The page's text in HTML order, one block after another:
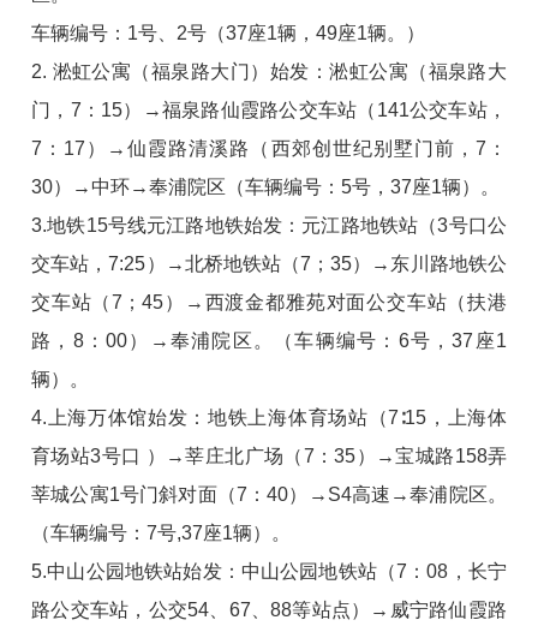
车辆编号：1号、2号（37座1辆，49座1辆。）
2. 淞虹公寓（福泉路大门）始发：淞虹公寓（福泉路大
门，7：15）→福泉路仙霞路公交车站（141公交车站，
7：17）→仙霞路清溪路（西郊创世纪别墅门前，7：
30）→中环→奉浦院区（车辆编号：5号，37座1辆）。
3.地铁15号线元江路地铁始发：元江路地铁站（3号口公
交车站，7:25）→北桥地铁站（7；35）→东川路地铁公
交车站（7；45）→西渡金都雅苑对面公交车站（扶港
路，8：00）→奉浦院区。（车辆编号：6号，37座1
辆）。
4.上海万体馆始发：地铁上海体育场站（7∶15，上海体
育场站3号口 ）→莘庄北广场（7：35）→宝城路158弄
莘城公寓1号门斜对面（7：40）→S4高速→奉浦院区。
（车辆编号：7号,37座1辆）。
5.中山公园地铁站始发：中山公园地铁站（7：08，长宁
路公交车站，公交54、67、88等站点）→威宁路仙霞路